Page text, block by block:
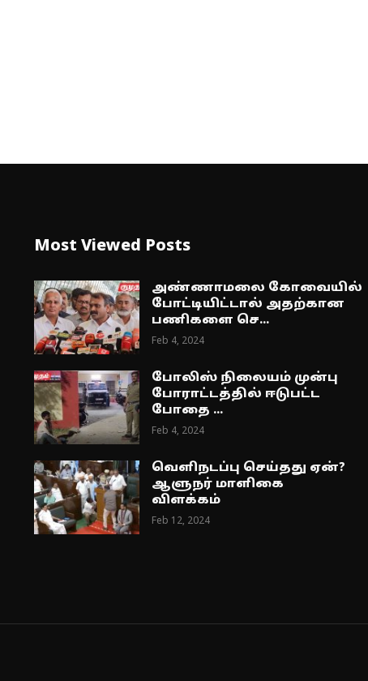
Most Viewed Posts
அண்ணாமலை கோவையில்
போட்டியிட்டால் அதற்கான
பணிகளை செ...
Feb 4, 2024
போலிஸ் நிலையம் முன்பு
போராட்டத்தில் ஈடுபட்ட
போதை ...
Feb 4, 2024
வெளிநடப்பு செய்தது ஏன்?
ஆளுநர் மாளிகை
விளக்கம்
Feb 12, 2024